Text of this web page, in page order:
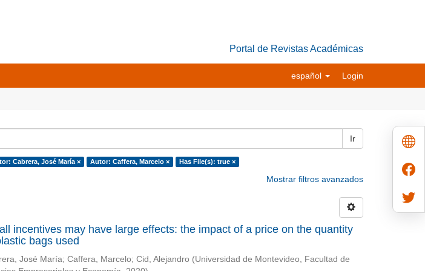
Portal de Revistas Académicas
español Login
Ir
Cabrera, José María × Autor: Caffera, Marcelo × Has File(s): true ×
Mostrar filtros avanzados
incentives may have large effects: the impact of a price on the quantity
bags used
José María; Caffera, Marcelo; Cid, Alejandro (Universidad de Montevideo, Facultad de